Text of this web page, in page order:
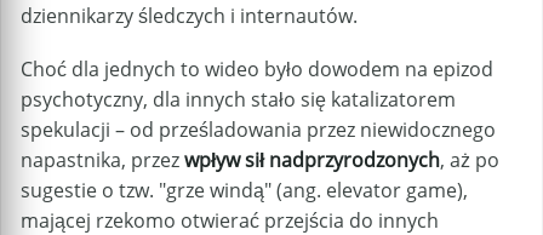
dziennikarzy śledczych i internautów.
Choć dla jednych to wideo było dowodem na epizod
psychotyczny, dla innych stało się katalizatorem
spekulacji – od prześladowania przez niewidocznego
napastnika, przezwpływ sił nadprzyrodzonych, aż po
sugestie o tzw. "grze windą" (ang. elevator game),
mającej rzekomo otwierać przejścia do innych